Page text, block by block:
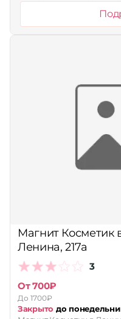
Магнит Косметик
Ленина, 217а
3
От 700₽
До 1700₽
Закрыто до